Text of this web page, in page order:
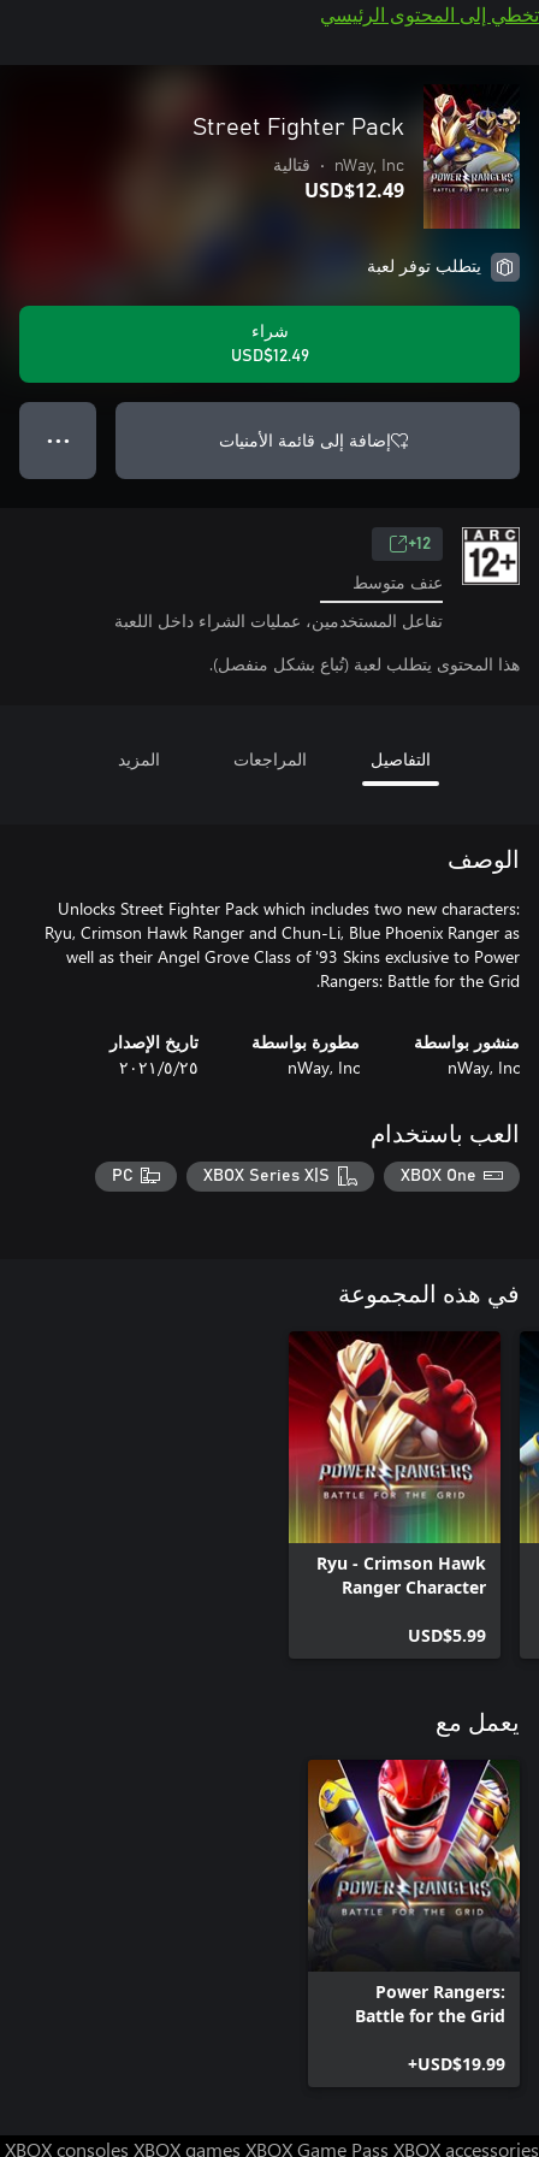
تخطي إلى المحتوى الرئيسي
Street Fighter Pack
nWay, Inc
• قتالية
USD$12.49
يتطلب توفر لعبة
شراء
USD$12.49
إضافة إلى قائمة الأمنيات ● ● ●
12+
عنف متوسط
تفاعل المستخدمين، عمليات الشراء داخل اللعبة
هذا المحتوى يتطلب لعبة (تُباع بشكل منفصل).
التفاصيل المراجعات المزيد
الوصف
Unlocks Street Fighter Pack which includes two new characters:
Ryu, Crimson Hawk Ranger and Chun-Li, Blue Phoenix Ranger as
well as their Angel Grove Class of '93 Skins exclusive to Power
Rangers: Battle for the Grid.
منشور بواسطة
nWay, Inc
مطورة بواسطة
nWay, Inc
تاريخ الإصدار
٢٥‏/٥‏/٢٠٢١
العب باستخدام
XBOX One
XBOX Series X|S
PC
في هذه المجموعة
Ryu - Crimson Hawk
Ranger Character
USD$5.99
يعمل مع
Power Rangers:
Battle for the Grid
USD$19.99+
XBOX consoles XBOX games XBOX Game Pass XBOX accessories